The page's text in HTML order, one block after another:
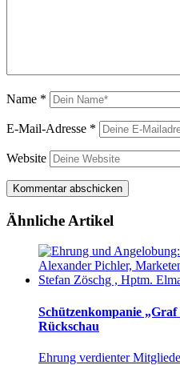
Name *
E-Mail-Adresse *
Website
Ähnliche Artikel
Schützenkompanie
Rückschau
Ehrung verdienter